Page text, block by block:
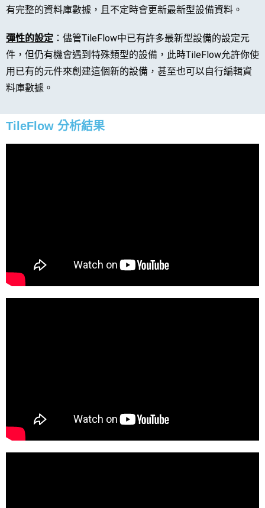
有完整的資料庫數據，且不定時會更新最新型設備資料。
彈性的設定 ：儘管TileFlow中已有許多最新型設備的設定元
件，但仍有機會遇到特殊類型的設備，此時TileFlow允許你使
用已有的元件來創建這個新的設備，甚至也可以自行編輯資
料庫數據。
TileFlow 分析結果